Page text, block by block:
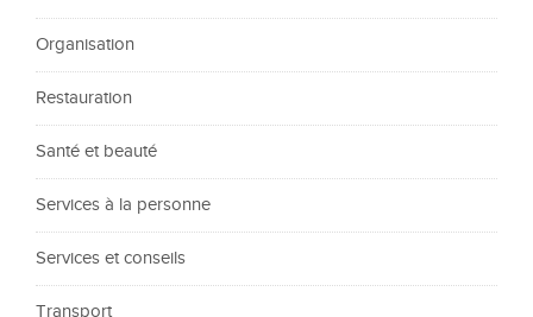
Organisation
Restauration
Santé et beauté
Services à la personne
Services et conseils
Transport